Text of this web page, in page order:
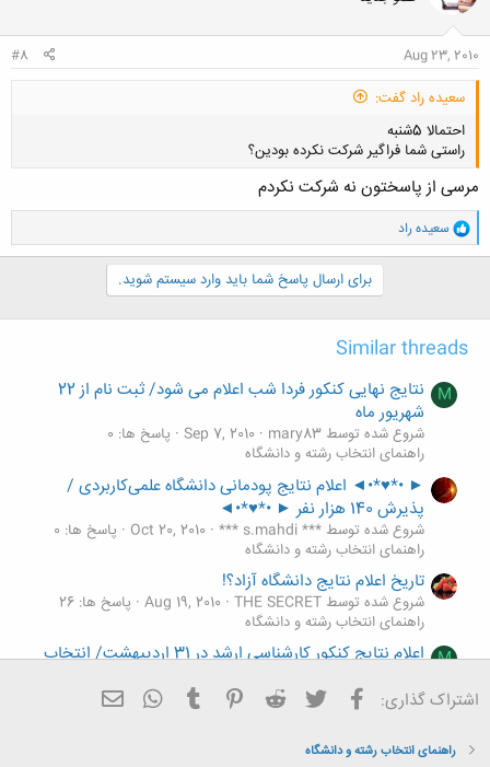
Aug 23, 2010
#8
سعیده راد گفت:
احتمالا 5شنبه
راستی شما فراگیر شرکت نکرده بودین؟
کلیک کنید تا باز شود...
مرسی از پاسختون نه شرکت نکردم
و
ا
ک
:
سعیده راد
برای ارسال پاسخ شما باید وارد سیستم شوید.
Similar threads
M
نتایج نهایی کنکور فردا شب اعلام می شود/ ثبت نام از 22
شهریور ماه
شروع شده توسط mary83 Sep 7, 2010 پاسخ ها: 0
راهنمای انتخاب رشته و دانشگاه
► •*♥*•◄ اعلام نتایج پودمانی دانشگاه علمی‌کاربردی /
پذیرش 140 هزار نفر ► •*♥*•◄
شروع شده توسط *** s.mahdi *** Oct 20, 2010
پاسخ ها: 0
راهنمای انتخاب رشته و دانشگاه
تاریخ اعلام نتایج دانشگاه آزاد؟!
شروع شده توسط THE SECRET Aug 19, 2010 پاسخ ها: 26
راهنمای انتخاب رشته و دانشگاه
M
اعلام نتایج کنکور کارشناسی ارشد در 31 اردیبهشت/ انتخاب
شروع شده توسط mary83 May 5, 2010
پاسخ ها: 5
راهنمای انتخاب رشته و دانشگاه
M نتایج آزمون کارشناسی ناپیوسته دانشگاه آزاد اول بهمن اعلام
اشتراک گذاری: فیسبوک تویتر Reddit
Pinterest
Tumblr
WhatsApp
راهنمای انتخاب رشته و دانشگاه